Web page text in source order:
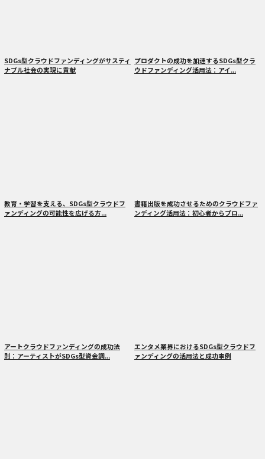
SDGs型クラウドファンディングがサスティ
ナブル社会の実現に貢献
プロダクトの成功を加速するSDGs型クラ
ウドファンディング活用法：アイ...
教育・学習を支える、SDGs型クラウドフ
ァンディングの可能性を広げる方...
書籍出版を成功させるためのクラウドファ
ンディング活用法：初心者からプロ...
アートクラウドファンディングの成功法
則：アーティストがSDGs型資金調...
エンタメ業界におけるSDGs型クラウドフ
ァンディングの活用法と成功事例